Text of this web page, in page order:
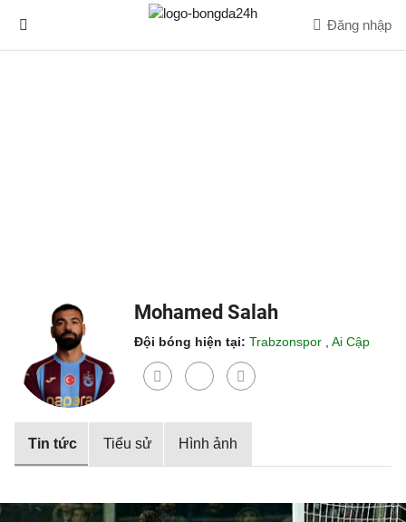
Đăng nhập
Mohamed Salah
Đội bóng hiện tại: Trabzonspor Ai Cập
Tin tức Tiểu sử Hình ảnh